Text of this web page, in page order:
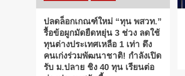
ปลดล็อกเกณฑ์ใหม่ “ทุน พสวท.”
รื้อข้อผูกมัดยืดหยุ่น 3 ช่วง ลดใช้
ทุนต่างประเทศเหลือ 1 เท่า ดึง
คนเก่งร่วมพัฒนาชาติ! กำลังเปิด
รับ ม.ปลาย ชิง 40 ทุน เรียนต่อ